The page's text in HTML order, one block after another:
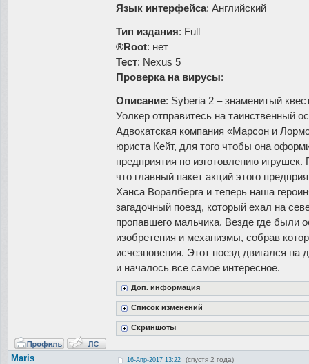
Язык интерфейса: Английский
Тип издания: Full
®Root: нет
Тест: Nexus 5
Проверка на вирусы:
Описание: Syberia 2 – знаменитый
Уолкер отправитесь на таинственный
Адвокатская компания «Марсон и
юриста Кейт, для того чтобы она
предприятия по изготовлению
что главный пакет акций этого
Ханса Воралберга и теперь наша
загадочный поезд, который ехал на
пропавшего мальчика. Везде где были
изобретения и механизмы, собрав
исчезновения. Этот поезд двигался на
и началось все самое интересное.
Доп. информация
Список изменений
Скриншоты
Maris 16-Апр-2017 13:22 (спустя 2 года)